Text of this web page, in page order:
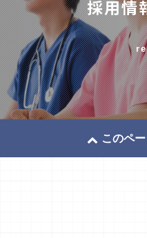
採用情
このペ